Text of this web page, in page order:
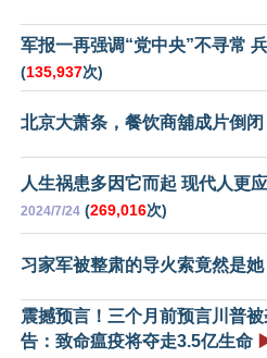
军报一再强调“党中央”不寻常
(135,937次)
北京大萧条，餐饮商舖成片倒闭
人生祸患多因它而起 现代人更
2024/7/24 (269,016次)
习家军被整肃的导火索竟然是她
震撼预言！三个月前预言川普
告：致命瘟疫将夺走3.5亿生命